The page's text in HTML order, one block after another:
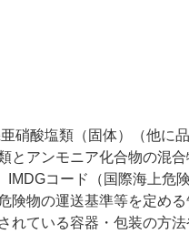
硝酸塩類（固体）（他に
とアンモニア化合物の混
IMDGコード（国際海上危
険物の運送基準等を定め
れている容器・包装の方